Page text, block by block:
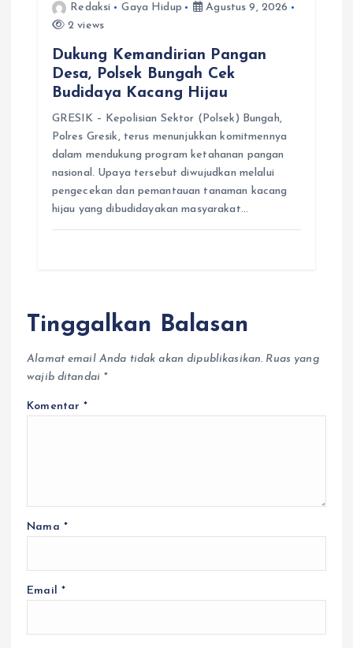
Redaksi Gaya Hidup
Agustus 9, 2026
2 views
Dukung Kemandirian Pangan
Desa, Polsek Bungah Cek
Budidaya Kacang Hijau
GRESIK – Kepolisian Sektor (Polsek) Bungah,
Polres Gresik, terus menunjukkan komitmennya
dalam mendukung program ketahanan pangan
nasional. Upaya tersebut diwujudkan melalui
pengecekan dan pemantauan tanaman kacang
hijau yang dibudidayakan masyarakat…
Tinggalkan Balasan
Alamat email Anda tidak akan dipublikasikan. Ruas yang
wajib ditandai *
Komentar*
Nama *
Email *